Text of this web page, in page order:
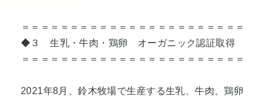
＝＝＝＝＝＝＝＝＝＝＝＝＝＝＝＝＝＝＝＝＝＝＝
◆３ 生乳・牛肉・鶏卵 オーガニック認証取得
＝＝＝＝＝＝＝＝＝＝＝＝＝＝＝＝＝＝＝＝＝＝＝
2021年8月、鈴木牧場で生産する生乳、牛肉、鶏卵